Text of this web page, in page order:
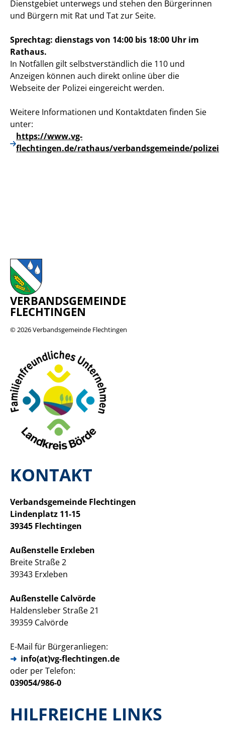
Dienstgebiet unterwegs und stehen den Bürgerinnen
und Bürgern mit Rat und Tat zur Seite.
Sprechtag: dienstags von 14:00 bis 18:00 Uhr im
Rathaus.
In Notfällen gilt selbstverständlich die 110 und
Anzeigen können auch direkt online über die
Webseite der Polizei eingereicht werden.
Weitere Informationen und Kontaktdaten finden Sie
unter:
https://www.vg-
flechtingen.de/rathaus/verbandsgemeinde/polizei
VERBANDSGEMEINDE
FLECHTINGEN
© 2026Verbandsgemeinde Flechtingen
KONTAKT
Verbandsgemeinde Flechtingen
Lindenplatz 11-15
39345 Flechtingen
Außenstelle Erxleben
Breite Straße 2
39343 Erxleben
Außenstelle Calvörde
Haldensleber Straße 21
39359 Calvörde
E-Mail für Bürgeranliegen:
info(at)vg-flechtingen.de
oder per Telefon:
039054/986-0
HILFREICHE LINKS